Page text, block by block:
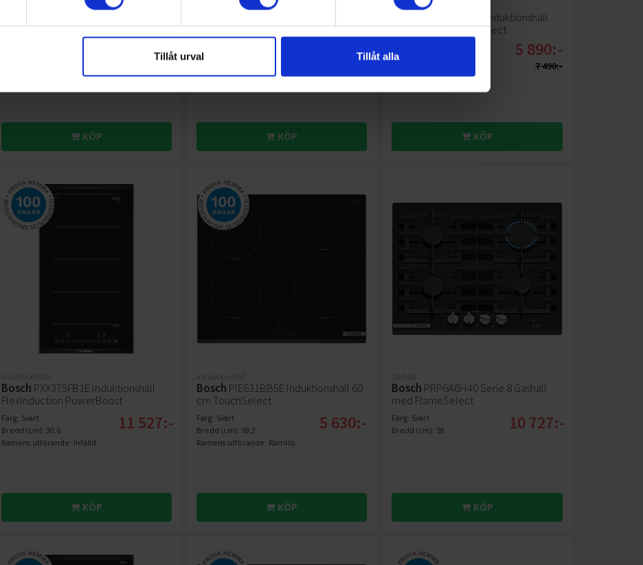
Tillåt urval Tillåt alla
FlexInduction Serie 8
7 616:-
KÖP
Induktionshäll
cm TouchSelect
Bredd (cm): 59.2
Ramens utförande: Ramlös
3 990:-
KÖP
Induktionshäll
PVS611BB6E Induktionshäll
CombiZone TouchSelect
Bredd (cm): 59.2
Ramens utförande: Ramlös
5 890:-
7 490:-
KÖP
Induktionshäll
Bosch PXX375FB1E Induktionshäll
FlexInduction PowerBoost
Färg: Svart
Bredd (cm): 30.6
Ramens utförande: Infälld
11 527:-
KÖP
Induktionshäll
Bosch PIE631BB5E Induktionshäll 60
cm TouchSelect
Färg: Svart
Bredd (cm): 59.2
Ramens utförande: Ramlös
5 630:-
KÖP
Gashäll
Bosch PRP6A6H40 Serie 8 Gashäll
med FlameSelect
Färg: Svart
Bredd (cm): 59
10 727:-
KÖP